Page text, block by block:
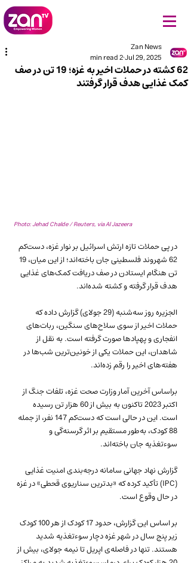
62 کشته در حملات اخیر به غزه؛ 19 تن در صف
کمک غذایی هدف قرار گرفتند
Zan News
Jul 29, 2025
2 min read
Photo: Jehad Chalde / Reuters, via Al Jazeera
در پی حملات تازه‌ ارتش اسرائیل بر نوار غزه، دست‌کم
تن هنگام ایستادن در صف دریافت کمک‌های غذایی
هدف قرار گرفته و کشته شده‌اند.
الجزیره روز سه‌شنبه (29 جولای) گزارش داده که
حملات اخیر از سوی سلاح‌های سنگین، ربات‌های
انفجاری و پهپادها صورت گرفته است. به نقل از
شاهدان، این حملات یکی از خونین‌ترین شب‌ها در
هفته‌های اخیر را رقم زده‌اند.
براساس آخرین آمار وزارت صحت غزه، تلفات جنگ از
اکتبر 2023 تاکنون به بیش از 60 هزار تن رسیده
است. این در حالی است که دست‌کم 147 نفر، از جمله
88 کودک، به‌طور مستقیم بر اثر گرسنه‌گی و
سوء‌تغذیه جان باخته‌اند.
گزارش نهاد جهانی سامانه‌ درجه‌بندی امنیت غذایی
(IPC) تأکید کرده که «بدترین سناریوی قحطی» در غزه
در حال وقوع است.
بر اساس این گزارش، حدود 17 کودک از هر 100 کودک
زیر پنج سال در شهر غزه دچار سوء‌تغذیه شدید
هستند. تنها در فاصله‌ی اپریل تا نیمه جولای، بیش از